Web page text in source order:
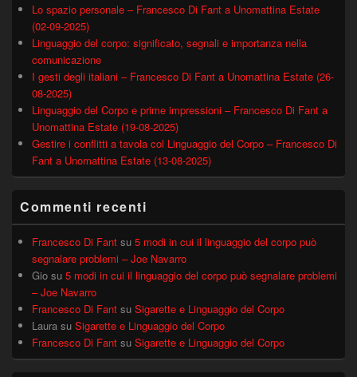
Lo spazio personale – Francesco Di Fant a Unomattina Estate
(02-09-2025)
Linguaggio del corpo: significato, segnali e importanza nella
comunicazione
I gesti degli italiani – Francesco Di Fant a Unomattina Estate (26-
08-2025)
Linguaggio del Corpo e prime impressioni – Francesco Di Fant a
Unomattina Estate (19-08-2025)
Gestire i conflitti a tavola col Linguaggio del Corpo – Francesco Di
Fant a Unomattina Estate (13-08-2025)
Commenti recenti
Francesco Di Fant su 5 modi in cui il linguaggio del corpo può
segnalare problemi – Joe Navarro
Gio su 5 modi in cui il linguaggio del corpo può segnalare problemi
– Joe Navarro
Francesco Di Fant su Sigarette e Linguaggio del Corpo
Laura su Sigarette e Linguaggio del Corpo
Francesco Di Fant su Sigarette e Linguaggio del Corpo